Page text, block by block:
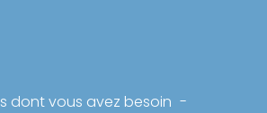
dont vous avez besoin